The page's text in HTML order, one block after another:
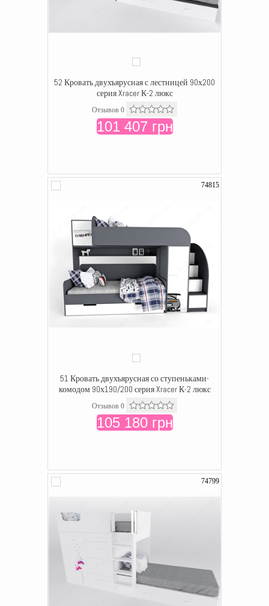
52 Кровать двухъярусная с лестницей 90х200
серия Xracer К-2 люкс
Отзывов 0
101 407 грн
74815
51 Кровать двухъярусная со ступеньками-
комодом 90х190/200 серия Xracer К-2 люкс
Отзывов 0
105 180 грн
74799